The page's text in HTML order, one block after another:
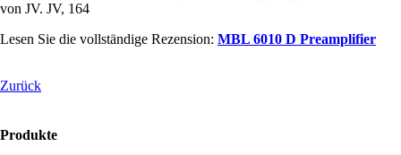
von JV. JV, 164
Lesen Sie die vollständige Rezension: MBL 6010 D Preamplifier
Zurück
Produkte